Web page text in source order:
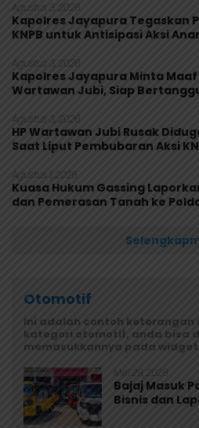
Agustus 3, 2026
Kapolres Jayapura Tegaskan
KNPB untuk Antisipasi Aksi
Agustus 3, 2026
Kapolres Jayapura Minta
Wartawan Jubi, Siap
Agustus 3, 2026
HP Wartawan Jubi Rusak
Saat Liput Pembubaran Aksi
Agustus 1, 2026
Kuasa Hukum Gassing
dan Pemerasan Tanah ke
Otomotif
Ini adalah contoh
kategori otomotif, anda bisa
memasukkannya pada widget.
Mei 29, 2026
Bajaj Masuk
Bisnis dan